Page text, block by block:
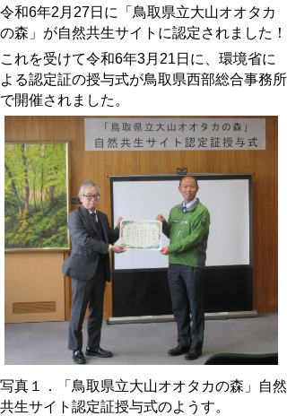
令和6年2月27日に「鳥取県立大山オオタカ
の森」が自然共生サイトに認定されました！
これを受けて令和6年3月21日に、環境省に
よる認定証の授与式が鳥取県西部総合事務所
で開催されました。
写真１．「鳥取県立大山オオタカの森」自然
共生サイト認定証授与式のようす。